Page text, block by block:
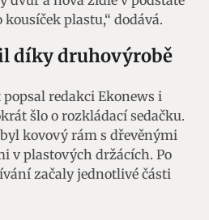
plastu,“ dodává.
díky druhovýrobě
redakci Ekonews i
šlo o rozkládací sedačku.
kovový rám s dřevěnými
v plastových držácích. Po
začaly jednotlivé části